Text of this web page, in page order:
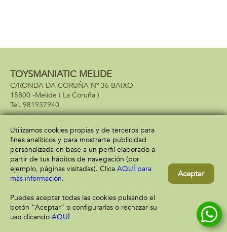
TOYSMANIATIC MELIDE
C/RONDA DA CORUÑA Nº 36 BAIXO
15800 -Melide ( La Coruña )
981937940
Información
Aviso legal
Política de privacidad
Política de cookies
Atención al cliente
Envío y devolución
Utilizamos cookies propias y de terceros para
fines analíticos y para mostrarte publicidad
personalizada en base a un perfil elaborado a
partir de tus hábitos de navegación (por
ejemplo, páginas visitadas). Clica AQUÍ para
más información.
Puedes aceptar todas las cookies pulsando el
botón “Aceptar” o configurarlas o rechazar su
uso clicando AQUÍ
Aceptar